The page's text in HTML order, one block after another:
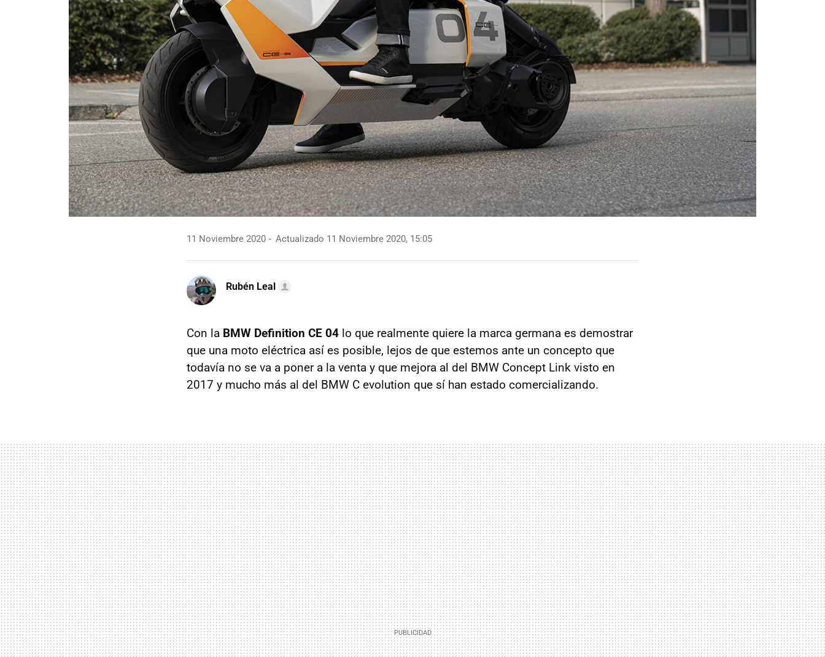
11 Noviembre 2020 Actualizado 11 Noviembre 2020, 15:05
Rubén Leal
Con la BMW Definition CE 04 lo que realmente quiere la marca germana es demostrar
que una moto eléctrica así es posible, lejos de que estemos ante un concepto que
todavía no se va a poner a la venta y que mejora al del BMW Concept Link visto en
2017 y mucho más al del BMW C evolution que sí han estado comercializando.